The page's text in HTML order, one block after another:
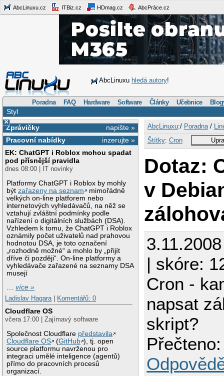
AbcLinuxu.cz ITBiz.cz HDmag.cz AbcPráce.cz
AbcLinuxu hledá autory!
Poradna FAQ Hardware Software Články Učebnice
Styl
×
napište »
Zprávičky
inzerujte »
Pracovní nabídky
EK: ChatGPT i Roblox mohou spadat
pod přísnější pravidla
dnes 08:00 | IT novinky
Platformy ChatGPT i Roblox by mohly
býtzařazeny na seznam
mimořádně
velkých on-line platforem nebo
internetových vyhledávačů, na něž se
vztahují zvláštní podmínky podle
nařízení o digitálních službách (DSA).
Vzhledem k tomu, že ChatGPT i Roblox
oznámily počet uživatelů nad prahovou
hodnotou DSA, je toto označení
„rozhodně možné“ a mohlo by „přijít
dříve či později“. On-line platformy a
vyhledávače zařazené na seznamy DSA
musejí
…více »
Ladislav Hagara
Komentářů: 0
Cloudflare OS
včera 17:00 | Zajímavý software
Společnost Cloudflare představila
Cloudflare OS
(GitHub ), tj. open
source platformu navrženou pro
integraci umělé inteligence (agentů)
přímo do pracovních procesů
organizací.
AbcLinuxu:/ Poradna/
Štítky: Cron
Dotaz:
v
| skóre:
Cron -
napsat
skript?